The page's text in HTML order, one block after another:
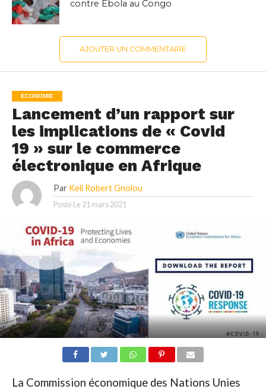
contre Ebola au Congo
AJOUTER UN COMMENTAIRE
ECONOMIE
Lancement d’un rapport sur
les implications de « Covid
19 » sur le commerce
électronique en Afrique
Par Keli Robert Gnolou
Posté Le 21 mars 2021
La Commission économique des Nations Unies